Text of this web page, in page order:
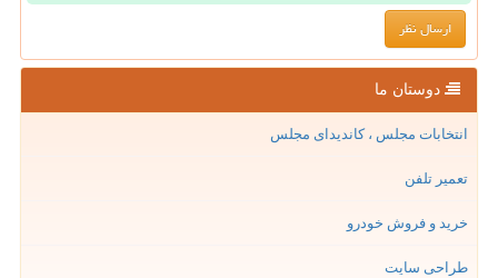
دوستان ما
انتخابات مجلس ، کاندیدای مجلس
تعمیر تلفن
خرید و فروش خودرو
طراحی سایت